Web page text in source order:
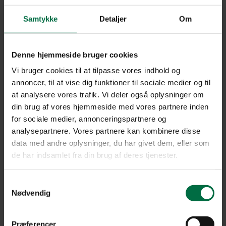
Samtykke Detaljer Om
Denne hjemmeside bruger cookies
Vi bruger cookies til at tilpasse vores indhold og
annoncer, til at vise dig funktioner til sociale medier og til
at analysere vores trafik. Vi deler også oplysninger om
din brug af vores hjemmeside med vores partnere inden
for sociale medier, annonceringspartnere og
analysepartnere. Vores partnere kan kombinere disse
data med andre oplysninger, du har givet dem, eller som
de har indsamlet fra din brug af deres tjenester.
Nødvendig
Præferencer
4-værelses
lejligheder i Viborg
Tag dine nærmeste under armen, og flyt ind i en 4-værelses lejlighed
i Viborg, hvor der er plads til alle, familie såvel som venner. Her
kommer I til at bo i en charmerende og historisk by, hvor
kombinationen af bylivet, naturen og fællesskabet går op i en højere
enhed.
4-værelses lejligheder i Viborg
Tag dine nærmeste under armen, og flyt ind i en 4-værelses lejlighed
i Viborg, hvor der er plads til alle, familie såvel som venner. Her
kombinationen af bylivet, naturen og fællesskabet går op i en højere